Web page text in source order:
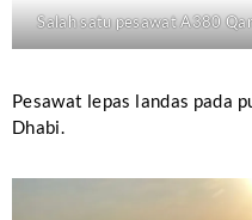
Salah satu pesawat A380
Pesawat lepas landas pada
Dhabi.